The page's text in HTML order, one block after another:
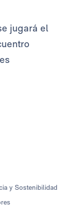
jugará el
y Sostenibilidad